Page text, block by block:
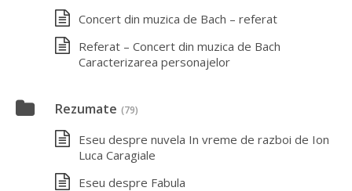
Concert din muzica de Bach – referat
Referat – Concert din muzica de Bach
Caracterizarea personajelor
Rezumate (79)
Eseu despre nuvela In vreme de razboi de Ion
Luca Caragiale
Eseu despre Fabula